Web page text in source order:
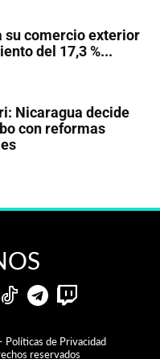
su comercio exterior
del 17,3 %...
Nicaragua decide
con reformas
Políticas de Privacidad
reservados